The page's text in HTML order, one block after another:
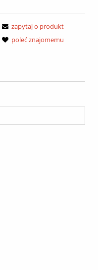
zapytaj o produkt
poleć znajomemu